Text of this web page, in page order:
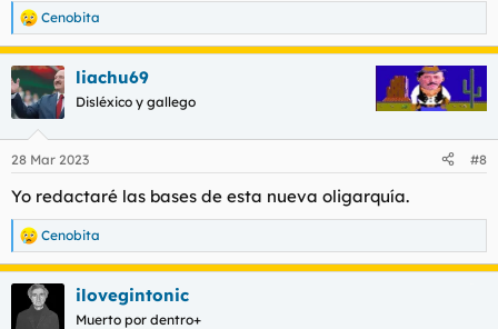
R
e
a
c
c
e
:
Cenobita
liachu69
Disléxico y gallego
28 Mar 2023 #8
Yo redactaré las bases de esta nueva oligarquía.
R
e
a
c
Cenobita
ilovegintonic
Muerto por dentro+